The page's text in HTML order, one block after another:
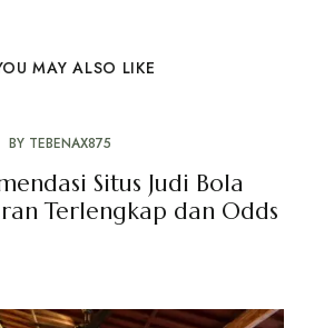
MAY ALSO LIKE
BY TEBENAX875
Situs Judi Bola
Terlengkap dan Odds